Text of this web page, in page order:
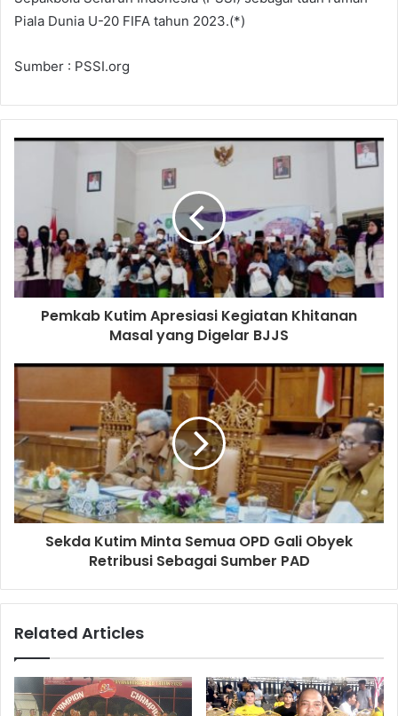
Piala Dunia U-20 FIFA tahun 2023.(*)
Sumber : PSSI.org
Pemkab Kutim Apresiasi Kegiatan Khitanan
Masal yang Digelar BJJS
Sekda Kutim Minta Semua OPD Gali Obyek
Retribusi Sebagai Sumber PAD
Related Articles